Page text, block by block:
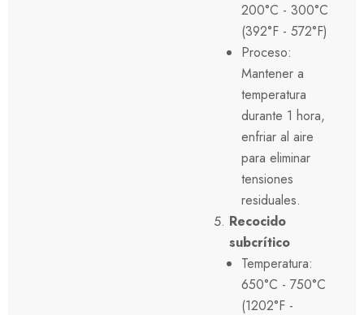
200°C - 300°C
(392°F - 572°F)
Proceso:
Mantener a
temperatura
durante 1 hora,
enfriar al aire
para eliminar
tensiones
residuales.
Recocido
subcrítico
Temperatura:
650°C - 750°C
(1202°F -